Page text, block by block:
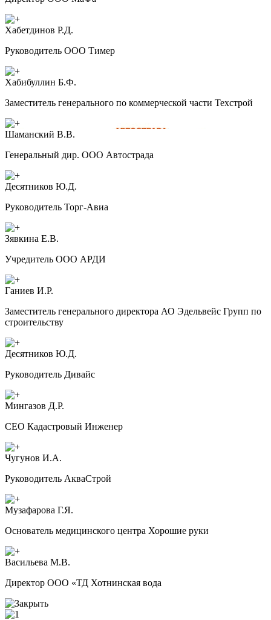
Хабетдинов Р.Д.
Руководитель ООО Тимер
Хабибуллин Б.Ф.
Заместитель генерального по коммерческой части Техстрой
Шаманский В.В.
Генеральный дир. ООО Автострада
Десятников Ю.Д.
Руководитель Торг-Авиа
Зявкина Е.В.
Учредитель ООО АРДИ
Ганиев И.Р.
Заместитель генерального директора АО Эдельвейс Групп по
строительству
Десятников Ю.Д.
Руководитель Дивайс
Мингазов Д.Р.
CEO Кадастровый Инженер
Чугунов И.А.
Руководитель АкваСтрой
Музафарова Г.Я.
Основатель медицинского центра Хорошие руки
Васильева М.В.
Директор ООО «ТД Хотнинская вода